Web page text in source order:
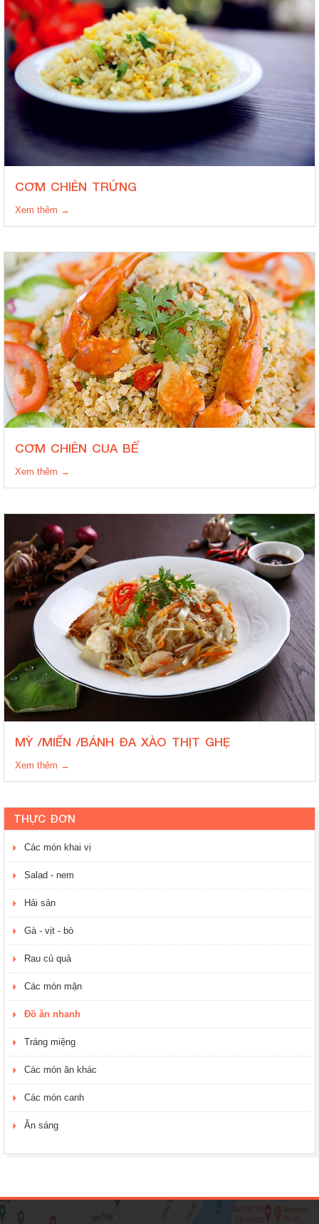
CƠM CHIÊN TRỨNG
Xem thêm →
CƠM CHIÊN CUA BỂ
Xem thêm →
MỲ /MIẾN /BÁNH ĐA XÀO THỊT GHẸ
Xem thêm →
THỰC ĐƠN
Các món khai vị
Salad - nem
Hải sản
Gà - vịt - bò
Rau củ quả
Các món mặn
Đồ ăn nhanh
Tráng miệng
Các món ăn khác
Các món canh
Ăn sáng